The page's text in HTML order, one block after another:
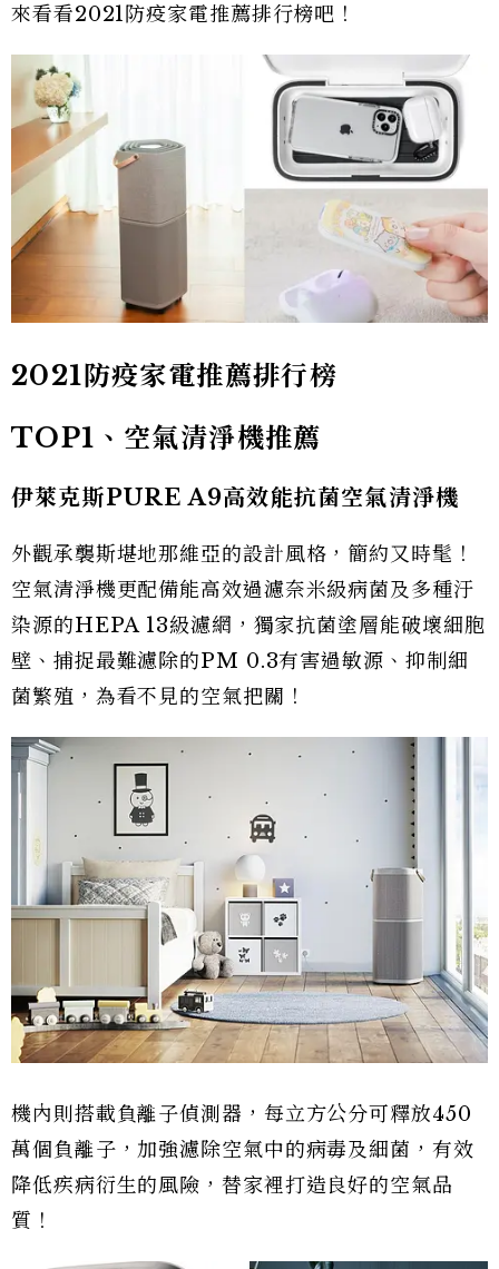
來看看2021防疫家電推薦排行榜吧！
2021防疫家電推薦排行榜
TOP1、空氣清淨機推薦
伊萊克斯PURE A9高效能抗菌空氣清淨機
外觀承襲斯堪地那維亞的設計風格，簡約又時髦！
空氣清淨機更配備能高效過濾奈米級病菌及多種汙
染源的HEPA 13級濾網，獨家抗菌塗層能破壞細胞
壁、捕捉最難濾除的PM 0.3有害過敏源、抑制細
菌繁殖，為看不見的空氣把關！
機內則搭載負離子偵測器，每立方公分可釋放450
萬個負離子，加強濾除空氣中的病毒及細菌，有效
降低疾病衍生的風險，替家裡打造良好的空氣品
質！